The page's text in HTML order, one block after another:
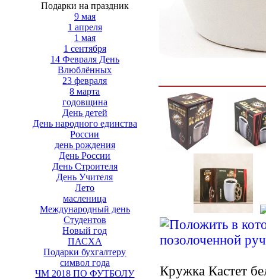
Подарки на праздник
9 мая
1 апреля
1 мая
1 сентября
14 Февраля День
Влюблённых
23 февраля
8 марта
годовщина
День детей
День народного единства
России
день рождения
День России
День Строителя
День Учителя
Лето
масленица
Международный день
Студентов
Новый год
ПАСХА
Подарки бухгалтеру
символ года
ЧМ 2018 ПО ФУТБОЛУ
Кружка Кастет